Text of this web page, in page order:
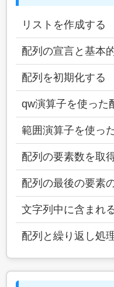
リストを作成する
配列の宣言と基本
配列を初期化する
qw演算子を使った
範囲演算子を使っ
配列の要素数を取
配列の最後の要素
文字列中に含まれ
配列と繰り返し処